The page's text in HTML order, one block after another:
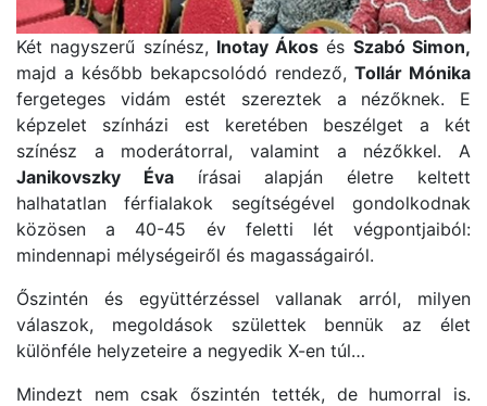
Két nagyszerű színész, Inotay Ákos és Szabó Simon,
majd a később bekapcsolódó rendező, Tollár Mónika
fergeteges vidám estét szereztek a nézőknek. E
képzelet színházi est keretében beszélget a két
színész a moderátorral, valamint a nézőkkel. A
Janikovszky Évaírásai alapján életre keltett
halhatatlan férfialakok segítségével gondolkodnak
közösen a 40-45 év feletti lét végpontjaiból:
mindennapi mélységeiről és magasságairól.
Őszintén és együttérzéssel vallanak arról, milyen
válaszok, megoldások születtek bennük az élet
különféle helyzeteire a negyedik X-en túl…
Mindezt nem csak őszintén tették, de humorral is.